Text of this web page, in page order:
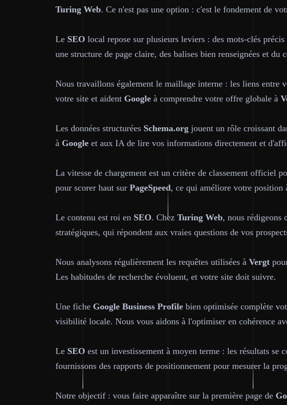
Turing Web. Ce n'est pas une option : c'est le fondement de
Le SEO local repose sur plusieurs leviers : des mots-clés
une structure de page claire, des balises bien renseignées et du
Nous travaillons également le maillage interne : les liens entre
votre site et aident Google à comprendre votre offre globale à
Les données structurées Schema.org jouent un rôle croissant
à Google et aux IA de lire vos informations directement et
La vitesse de chargement est un critère de classement officiel
pour scorer haut sur PageSpeed, ce qui améliore votre position
Le contenu est roi en SEO. Chez Turing Web, nous rédigeons
stratégiques, qui répondent aux vraies questions de vos
Nous analysons régulièrement les requêtes utilisées à Vergt
Les habitudes de recherche évoluent, et votre site doit suivre.
Une fiche Google Business Profile bien optimisée complète
visibilité locale. Nous vous aidons à l'optimiser en cohérence
Le SEO est un investissement à moyen terme : les résultats se
fournissons des rapports de positionnement pour mesurer la
Notre objectif : vous faire apparaître sur la première page de